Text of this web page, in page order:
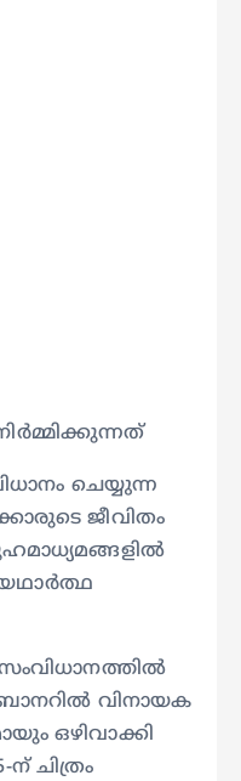
ചെയ്യുന്ന
ജീവിതം
സംവിധാനത്തിൽ
വിനായക
ഒഴിവാക്കി
ചിത്രം